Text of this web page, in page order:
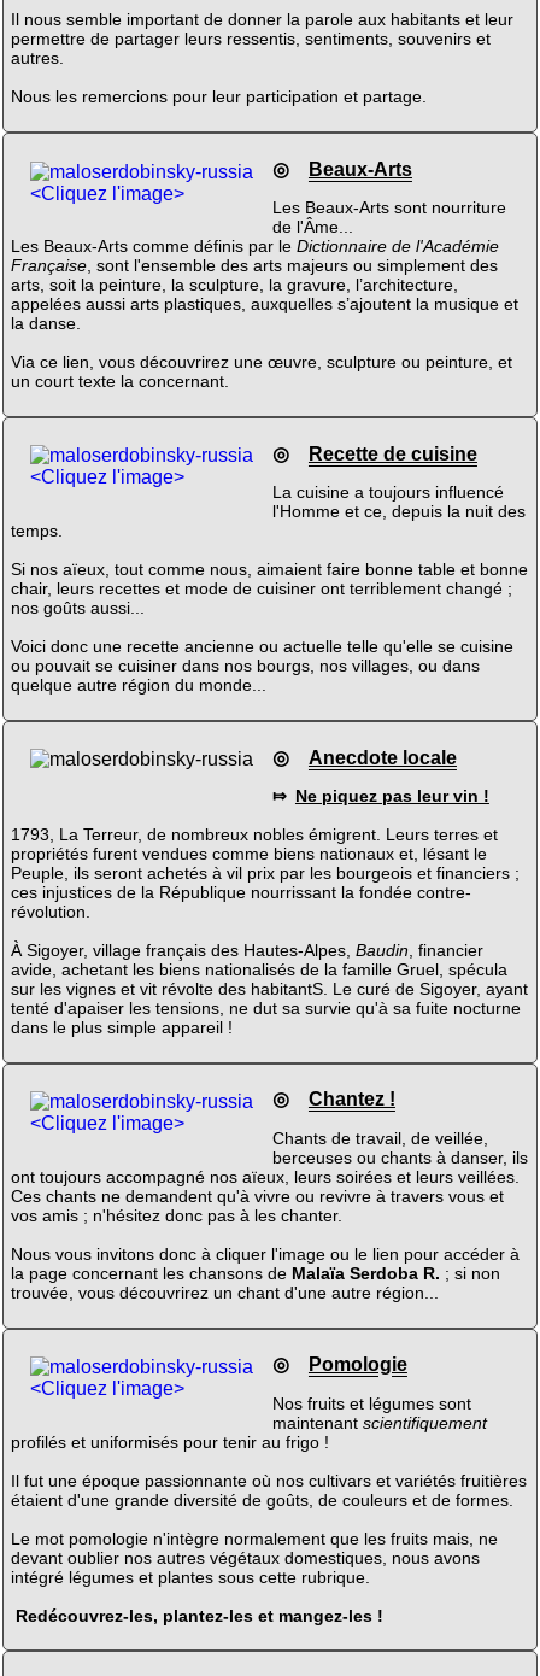
Il nous semble important de donner la parole aux habitants et leur
permettre de partager leurs ressentis, sentiments, souvenirs et
autres.
Nous les remercions pour leur participation et partage.
<Cliquez l'image>
◎ Beaux-Arts
Les Beaux-Arts sont nourriture
de l'Âme...
Les Beaux-Arts comme définis par le Dictionnaire de l'Académie
Française, sont l'ensemble des arts majeurs ou simplement des
arts, soit la peinture, la sculpture, la gravure, l’architecture,
appelées aussi arts plastiques, auxquelles s’ajoutent la musique et
la danse.
Via ce lien, vous découvrirez une œuvre, sculpture ou peinture, et
un court texte la concernant.
<Cliquez l'image>
◎ Recette de cuisine
La cuisine a toujours influencé
l'Homme et ce, depuis la nuit des
temps.
Si nos aïeux, tout comme nous, aimaient faire bonne table et bonne
chair, leurs recettes et mode de cuisiner ont terriblement changé ;
nos goûts aussi...
Voici donc une recette ancienne ou actuelle telle qu'elle se cuisine
ou pouvait se cuisiner dans nos bourgs, nos villages, ou dans
quelque autre région du monde...
◎ Anecdote locale
⤇ Ne piquez pas leur vin !
1793, La Terreur, de nombreux nobles émigrent. Leurs terres et
propriétés furent vendues comme biens nationaux et, lésant le
Peuple, ils seront achetés à vil prix par les bourgeois et financiers ;
ces injustices de la République nourrissant la fondée contre-
révolution.
À Sigoyer, village français des Hautes-Alpes, Baudin , financier
avide, achetant les biens nationalisés de la famille Gruel, spécula
sur les vignes et vit révolte des habitantS. Le curé de Sigoyer, ayant
tenté d'apaiser les tensions, ne dut sa survie qu'à sa fuite nocturne
dans le plus simple appareil !
<Cliquez l'image>
◎ Chantez !
Chants de travail, de veillée,
berceuses ou chants à danser, ils
ont toujours accompagné nos aïeux, leurs soirées et leurs veillées.
Ces chants ne demandent qu'à vivre ou revivre à travers vous et
vos amis ; n'hésitez donc pas à les chanter.
Nous vous invitons donc à cliquer l'image ou le lien pour accéder à
la page concernant les chansons de Malaïa Serdoba R. ; si non
trouvée, vous découvrirez un chant d'une autre région...
<Cliquez l'image>
◎ Pomologie
Nos fruits et légumes sont
maintenant scientifiquement
profilés et uniformisés pour tenir au frigo !
Il fut une époque passionnante où nos cultivars et variétés fruitières
étaient d'une grande diversité de goûts, de couleurs et de formes.
Le mot pomologie n'intègre normalement que les fruits mais, ne
devant oublier nos autres végétaux domestiques, nous avons
intégré légumes et plantes sous cette rubrique.
Redécouvrez-les, plantez-les et mangez-les !